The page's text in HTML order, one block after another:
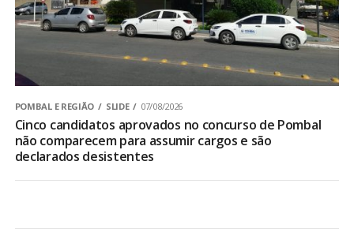
POMBAL E REGIÃO SLIDE 07/08/2026
Cinco candidatos aprovados no concurso de Pombal
não comparecem para assumir cargos e são
declarados desistentes